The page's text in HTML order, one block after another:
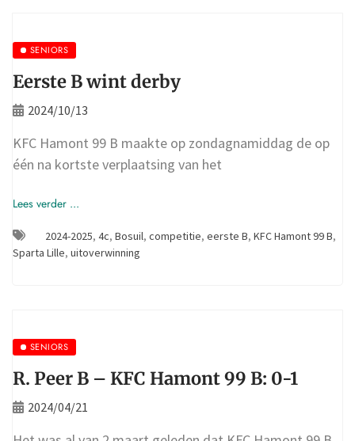
SENIORS
Eerste B wint derby
2024/10/13
KFC Hamont 99 B maakte op zondagnamiddag de op
één na kortste verplaatsing van het
Lees verder ...
2024-2025, 4c, Bosuil, competitie, eerste B, KFC Hamont 99 B,
Sparta Lille, uitoverwinning
SENIORS
R. Peer B – KFC Hamont 99 B: 0-1
2024/04/21